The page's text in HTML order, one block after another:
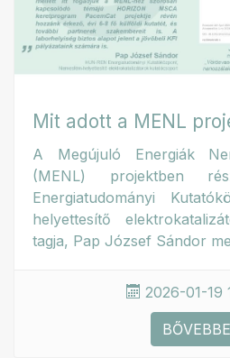
Mit adott a MENL
A Megújuló Energiák
(MENL) projektben
Energiatudományi
helyettesítő
tagja, Pap József Sándor
2026-01-19